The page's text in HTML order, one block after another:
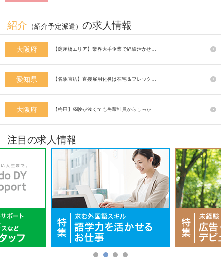
紹介 （紹介予定派遣） の求人情報
大阪府 【淀屋橋エリア】業界大手企業で経験活かせ…
愛知県 【名駅直結】直接雇用化後は在宅＆フレック…
大阪府 【梅田】経験が浅くても先輩社員からしっか…
注目の求人情報